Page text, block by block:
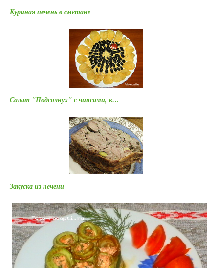
Куриная печень в сметане
Салат "Подсолнух" с чипсами, к…
Закуска из печени